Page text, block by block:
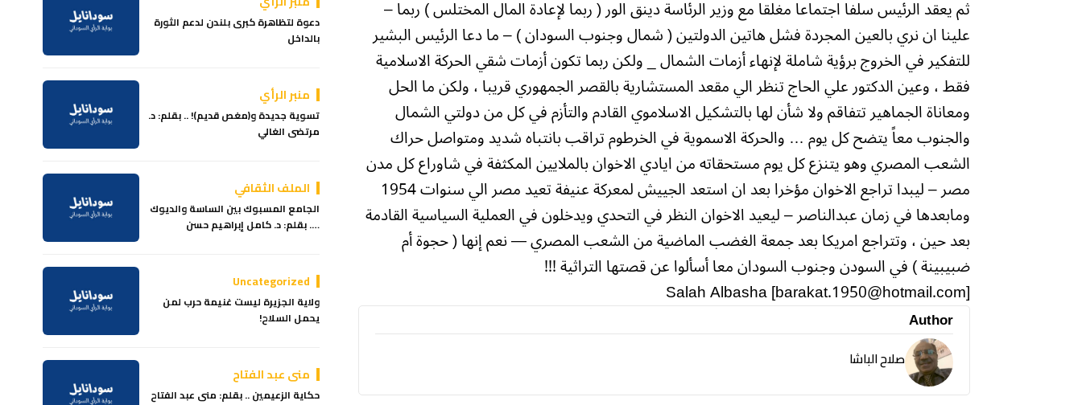
ثم يعقد الرئيس سلفا اجتماعا مغلقا مع وزير الرئاسة دينق الور ( ربما لإعادة المال المختلس ) ربما –
علينا ان نري بالعين المجردة فشل هاتين الدولتين ( شمال وجنوب السودان ) – ما دعا الرئيس البشير
للتفكير في الخروج برؤية شاملة لإنهاء أزمات الشمال _ ولكن ربما تكون أزمات شقي الحركة الاسلامية
فقط ، وعين الدكتور علي الحاج تنظر الي مقعد المستشارية بالقصر الجمهوري قريبا ، ولكن ما الحل
ومعاناة الجماهير تتفاقم ولا شأن لها بالتشكيل الاسلاموي القادم والتأزم في كل من دولتي الشمال
والجنوب معاً يتضح كل يوم … والحركة الاسموية في الخرطوم تراقب بانتباه شديد ومتواصل حراك
الشعب المصري وهو يتنزع كل يوم مستحقاته من ايادي الاخوان بالملايين المكثفة في شاوراع كل مدن
مصر – ليبدا تراجع الاخوان مؤخرا بعد ان استعد الجييش لمعركة عنيفة تعيد مصر الي سنوات 1954
ومابعدها في زمان عبدالناصر – ليعيد الاخوان النظر في التحدي ويدخلون في العملية السياسية القادمة
بعد حين ، وتتراجع امريكا بعد جمعة الغضب الماضية من الشعب المصري — نعم إنها ( حجوة أم
ضبيبينة ) في السودن وجنوب السودان معا أسألوا عن قصتها التراثية !!!
Salah Albasha [barakat.1950@hotmail.com]
Author
صلاح الباشا
دعوة لتظاهرة كبرى بلندن لدعم الثورة
بالداخل
منبر الرأي
تسوية جديدة و(مغص قديم)! .. بقلم: د.
مرتضى الغالي
الملف الثقافي
الجامع المسبوك بين الساسة والديوك
…. بقلم: د. كامل إبراهيم حسن
Uncategorized
ولاية الجزيرة ليست غنيمة حرب لمن
يحمل السلاح!
منى عبد الفتاح
حكاية الزعيمين .. بقلم: منى عبد الفتاح